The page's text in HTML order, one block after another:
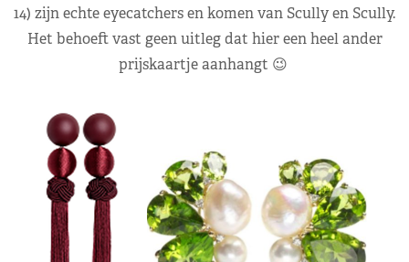
14) zijn echte eyecatchers en komen van Scully en Scully.
Het behoeft vast geen uitleg dat hier een heel ander
prijskaartje aanhangt 😉